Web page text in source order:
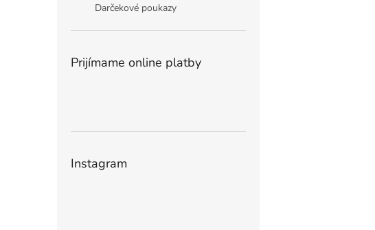
Darčekové poukazy
Prijímame online platby
Instagram